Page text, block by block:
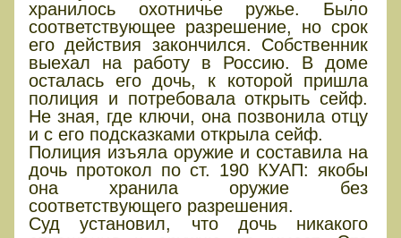
хранилось охотничье ружье. Было
соответствующее разрешение, но срок
его действия закончился. Собственник
выехал на работу в Россию. В доме
осталась его дочь, к которой пришла
полиция и потребовала открыть сейф.
Не зная, где ключи, она позвонила отцу
и с его подсказками открыла сейф.
Полиция изъяла оружие и составила на
дочь протокол по ст. 190 КУАП: якобы
она хранила оружие без
соответствующего разрешения.
Суд установил, что дочь никакого